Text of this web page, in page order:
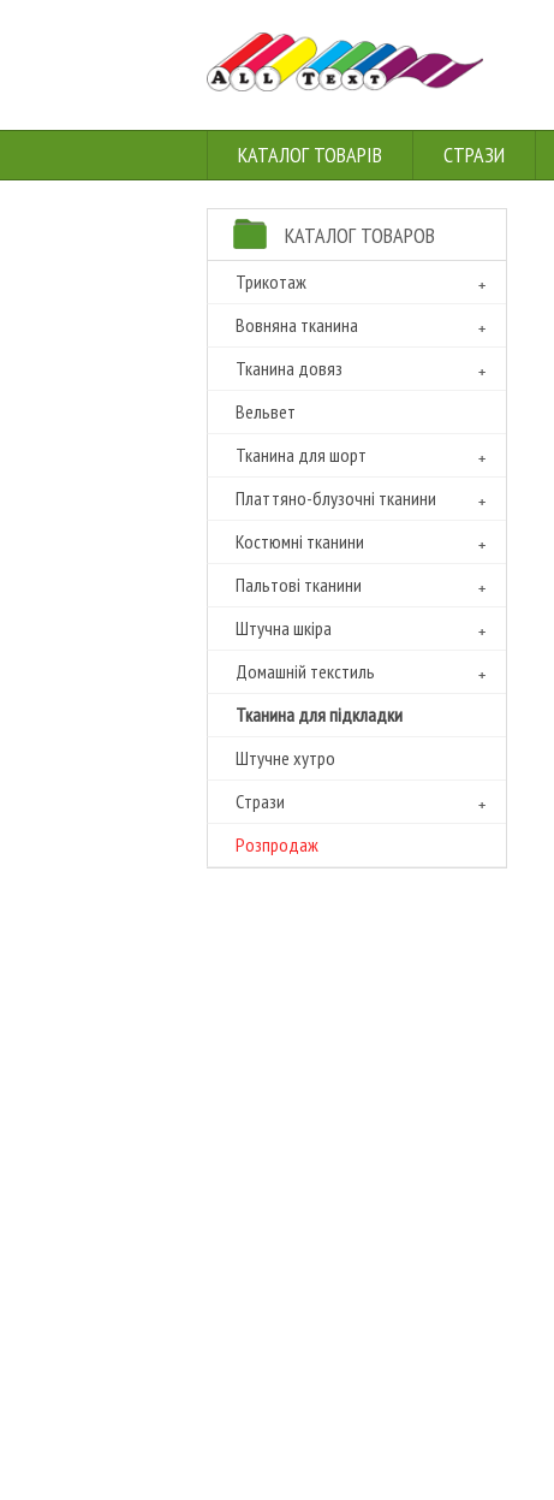
КАТАЛОГ ТОВАРІВ СТРАЗИ
КАТАЛОГ ТОВАРОВ
Трикотаж
Вовняна тканина
Тканина довяз
Вельвет
Тканина для шорт
Платтяно-блузочні тканини
Костюмні тканини
Пальтові тканини
Штучна шкіра
Домашній текстиль
Тканина для підкладки
Штучне хутро
Cтрази
Розпродаж